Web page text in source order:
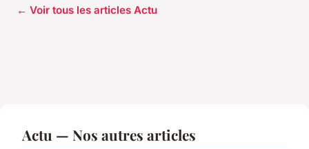
← Voir tous les articles Actu
Actu — Nos autres articles